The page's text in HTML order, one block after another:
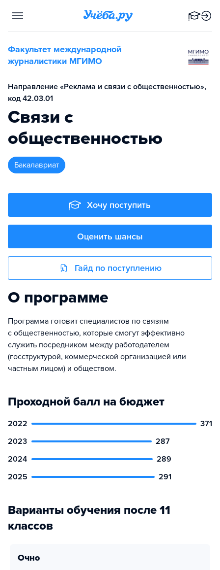
Факультет международной
журналистики МГИМО
Направление «Реклама и связи с общественностью»,
код 42.03.01
Связи с
общественностью
бакалавриат
Хочу поступить
Оценить шансы
Гайд по поступлению
О программе
Программа готовит специалистов по связям
с общественностью, которые смогут эффективно
служить посредником между работодателем
(госструктурой, коммерческой организацией или
частным лицом) и обществом.
Проходной балл на бюджет
2022
371
2023
287
2024
289
2025
291
Варианты обучения после 11
классов
очно